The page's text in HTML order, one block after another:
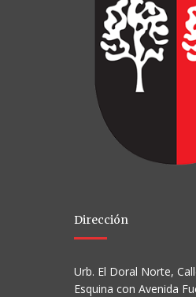
Dirección
Urb. El Doral Norte,
Esquina con Avenida